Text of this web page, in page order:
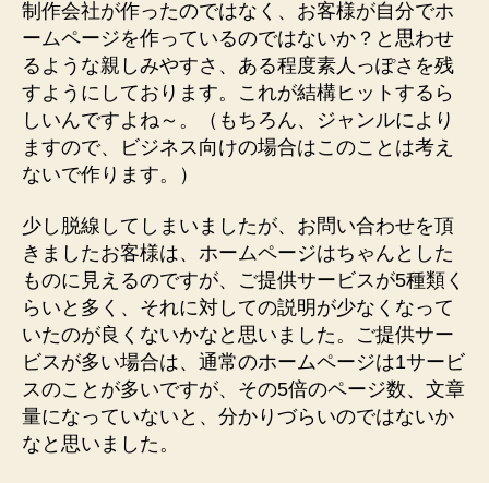
制作会社が作ったのではなく、お客様が自分でホ
ームページを作っているのではないか？と思わせ
るような親しみやすさ、ある程度素人っぽさを残
すようにしております。これが結構ヒットするら
しいんですよね～。（もちろん、ジャンルにより
ますので、ビジネス向けの場合はこのことは考え
ないで作ります。）
少し脱線してしまいましたが、お問い合わせを頂
きましたお客様は、ホームページはちゃんとした
ものに見えるのですが、ご提供サービスが5種類く
らいと多く、それに対しての説明が少なくなって
いたのが良くないかなと思いました。ご提供サー
ビスが多い場合は、通常のホームページは1サービ
スのことが多いですが、その5倍のページ数、文章
量になっていないと、分かりづらいのではないか
なと思いました。